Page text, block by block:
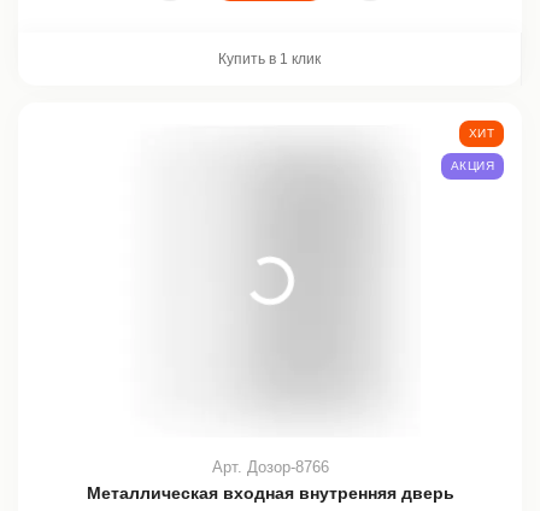
Купить в 1 клик
Металлическая входная внутренняя дверь
Арт. Дозор-8766
ХИТ
АКЦИЯ